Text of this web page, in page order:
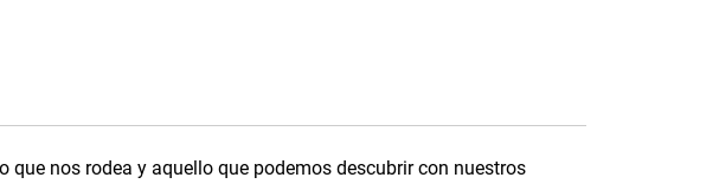
que nos rodea y aquello que podemos descubrir con nuestros